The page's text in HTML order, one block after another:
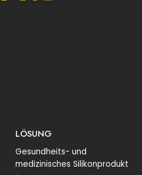
LÖSUNG
Gesundheits- und
medizinisches Silikonprodukt